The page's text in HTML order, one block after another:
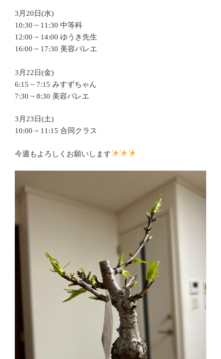
3月20日(水)
10:30 ~ 11:30 中等科
12:00 ~ 14:00 ゆうき先生
16:00 ~ 17:30 美容バレエ
3月22日(金)
6:15 ~ 7:15 みすずちゃん
7:30 ~ 8:30 美容バレエ
3月23日(土)
10:00 ~ 11:15 合同クラス
今週もよろしくお願いします